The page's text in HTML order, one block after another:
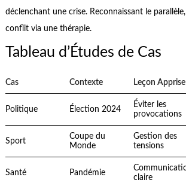
déclenchant une crise. Reconnaissant le
conflit via une thérapie.
Tableau d’Études de Cas
Cas Contexte Leçon Apprise
Politique Élection 2024
Éviter les
provocations
Sport
Coupe du
Monde
Gestion des
tensions
Santé Pandémie
claire